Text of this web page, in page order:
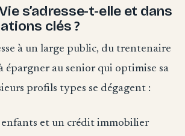
s’adresse-t-elle et dans
clés ?
à un large public, du trentenaire
épargner au senior qui optimise sa
profils types se dégagent :
enfants et un crédit immobilier